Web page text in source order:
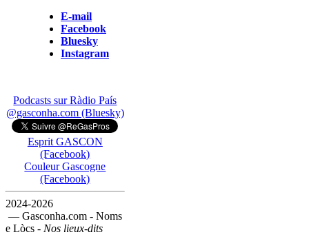
E-mail
Facebook
Bluesky
Instagram
Podcasts sur Ràdio País
@gasconha.com (Bluesky)
Esprit GASCON
(Facebook)
Couleur Gascogne
(Facebook)
2024-2026
— Gasconha.com - Noms
e Lòcs - Nos lieux-dits